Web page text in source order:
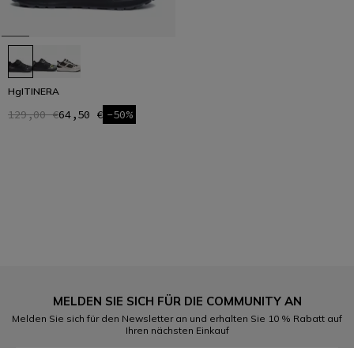
HgITINERA
129,00 €64,50 € -50%
MELDEN SIE SICH FÜR DIE COMMUNITY AN
Melden Sie sich für den Newsletter an und erhalten Sie 10 % Rabatt auf
Ihren nächsten Einkauf